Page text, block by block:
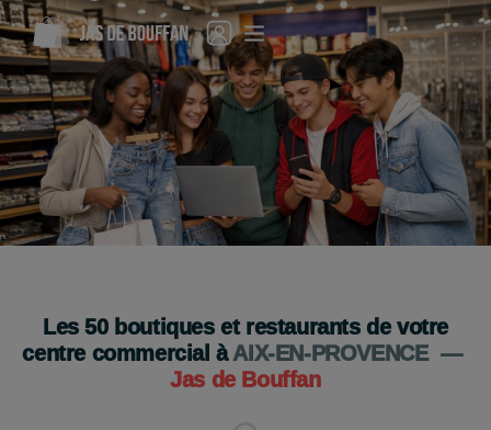
Je découvre
Les50boutiques et restaurants de votre
centre commercial àAIX-EN-PROVENCE —
Jas de Bouffan